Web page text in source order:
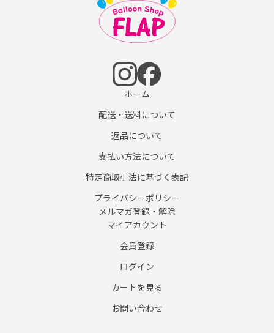
ホーム
配送・送料について
返品について
支払い方法について
特定商取引法に基づく表記
プライバシーポリシー
メルマガ登録・解除
マイアカウント
会員登録
ログイン
カートを見る
お問い合わせ